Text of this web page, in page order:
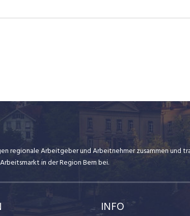
regionale Arbeitgeber und Arbeitnehmer zusammen und
in der Region Bern bei.
INFO